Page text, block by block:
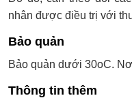
nhân được điều trị với
Bảo quản
Bảo quản dưới 30oC.
Thông tin thêm